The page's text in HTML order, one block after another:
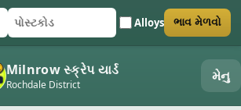
રજિસ્ટ્રેશન નંબર
પોસ્ટકોડ Alloys
ફોર્મ સબમિટ કરો ભાવ મેળવો
Milnrow સ્ક્રેપ યાર્ડ
Rochdale District મેનુ